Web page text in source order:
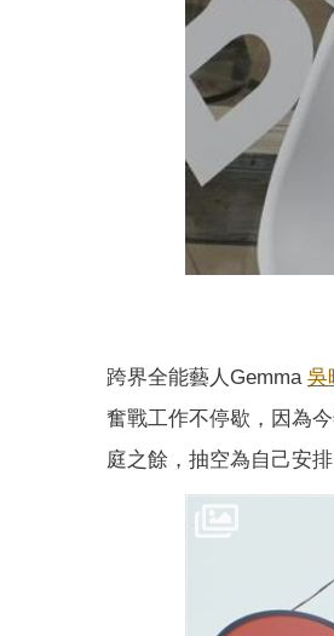
跨界全能藝人Gemma 吳
奮戰工作不停歇，因為
庭之餘，抽空為自己安